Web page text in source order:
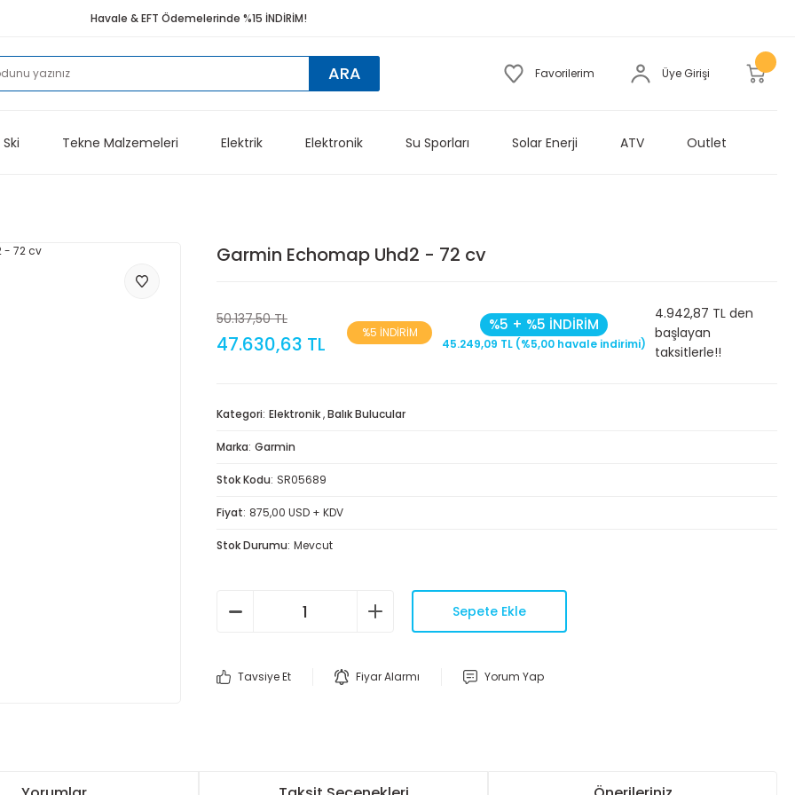
Havale & EFT Ödemelerinde %15 İNDİRİM!
ARA Favorilerim Üye Girişi
Tekne Malzemeleri Elektrik Elektronik Su Sporları Solar Enerji ATV Outlet
Garmin Echomap Uhd2 - 72 cv
50.137,50 TL
47.630,63 TL %5 İNDİRİM %5 + %5 İNDİRİM
45.249,09 TL (%5,00 havale indirimi)
4.942,87 TL den
başlayan
taksitlerle!!
Kategori Elektronik,Balık Bulucular
Marka Garmin
Stok Kodu SR05689
Fiyat 875,00 USD + KDV
Stok Durumu Mevcut
Sepete Ekle
Tavsiye Et Fiyar Alarmı Yorum Yap